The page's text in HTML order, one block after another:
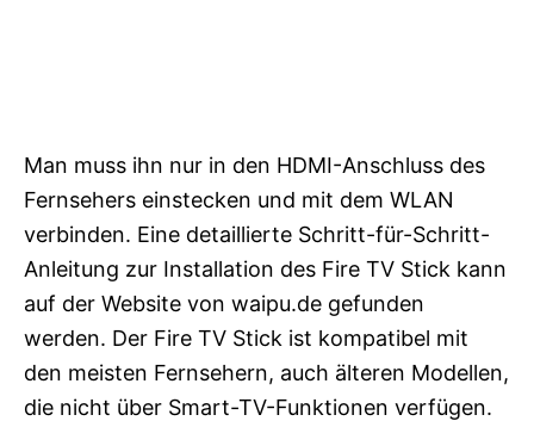
Man muss ihn nur in den HDMI-Anschluss des
Fernsehers einstecken und mit dem WLAN
verbinden. Eine detaillierte Schritt-für-Schritt-
Anleitung zur Installation des Fire TV Stick kann
auf der Website von waipu.de gefunden
werden. Der Fire TV Stick ist kompatibel mit
den meisten Fernsehern, auch älteren Modellen,
die nicht über Smart-TV-Funktionen verfügen.